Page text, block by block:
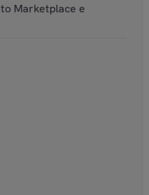
Marketplace e